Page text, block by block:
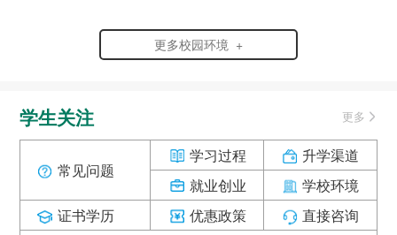
更多校园环境 +
学生关注 更多
常见问题
学习过程
就业创业
升学渠道
学校环境
证书学历
优惠政策
直接咨询